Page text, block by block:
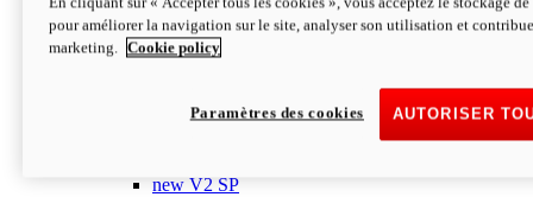
à partir de CHF 13´990 i
CONFIGUREZ-LA Décovurez-la
newV2
à partir de CHF 15´990
à partir de CHF 169 par mois* i
new V2 SP
pour améliorer la navigation sur le site, analyser son utilisation et
marketing.
Cookie policy
AUTORISER
Paramètres des cookies